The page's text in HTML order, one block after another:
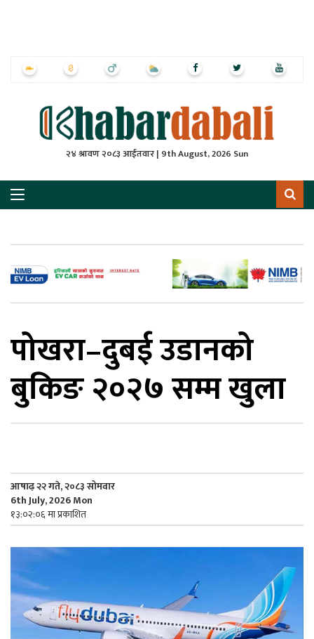
२४ श्रावण २०८३ आईतवार | 9th August, 2026 Sun
पोखरा–दुबई उडानको
बुकिङ २०२७ सम्म खुला
आषाढ़ २२ गते, २०८३ सोमवार
6th July, 2026 Mon
१३:०२:०६ मा प्रकाशित